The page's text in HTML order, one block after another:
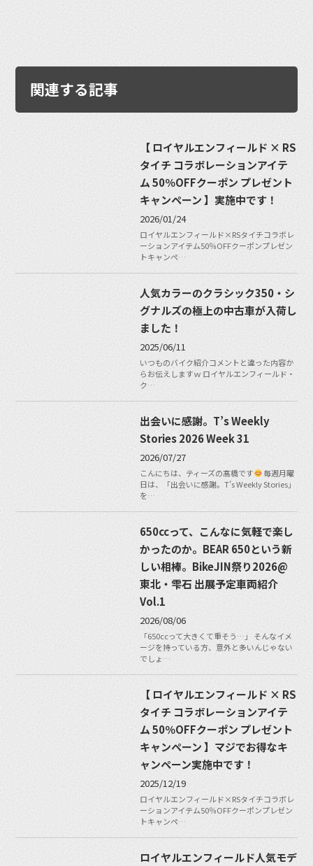
関連する記事
【 ロイヤルエンフィールド × RS
タイチ コラボレーションアイテ
ム 50％OFFクーポン プレゼント
キャンペーン 】実施中です！
2026/01/24
ロイヤルエンフィールド×RSタイチコラボレ
ーションアイテム50％OFFクーポンプレゼン
トキャンペ…
人気カラーのクラシック350・シ
グナルズの極上の中古車が入荷し
ました！
2025/06/11
いつものバイク紹介コメントと違った内容か
らお伝えしますｗ ロイヤルエンフィールド・
ク…
出会いに感謝。T’s Weekly
Stories 2026 Week 31
2026/07/27
こんにちは、ティーズの髙橋です
毎週月曜
日は、「出会いに感謝。T’s Weekly Stories」
を…
650ccって、こんなに気軽で楽し
かったのか。BEAR 650という新
しい相棒。BikeJIN祭り2026@
東北・雫石 出展予定車両紹介
Vol.1
2026/08/06
「650ccって大きくて重そう…」 そんなイメ
ージを持っている方、意外と多いんじゃない
でしょ…
【 ロイヤルエンフィールド × RS
タイチ コラボレーションアイテ
ム 50％OFFクーポン プレゼント
キャンペーン 】マジでお得なキ
ャンペーン実施中です！
2025/12/19
ロイヤルエンフィールド×RSタイチコラボレ
ーションアイテム50％OFFクーポンプレゼン
トキャンペ…
ロイヤルエンフィールド人気モデ